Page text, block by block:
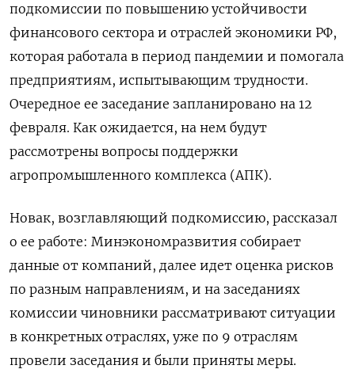
подкомиссии по повышению устойчивости
финансового сектора и отраслей экономики РФ,
которая работала в период пандемии и помогала
предприятиям, испытывающим трудности.
Очередное ее заседание запланировано на 12
февраля. Как ожидается, на нем будут
рассмотрены вопросы поддержки
агропромышленного комплекса (АПК).
Новак, возглавляющий подкомиссию, рассказал
о ее работе: Минэкономразвития собирает
данные от компаний, далее идет оценка рисков
по разным направлениям, и на заседаниях
комиссии чиновники рассматривают ситуации
в конкретных отраслях, уже по 9 отраслям
провели заседания и были приняты меры.